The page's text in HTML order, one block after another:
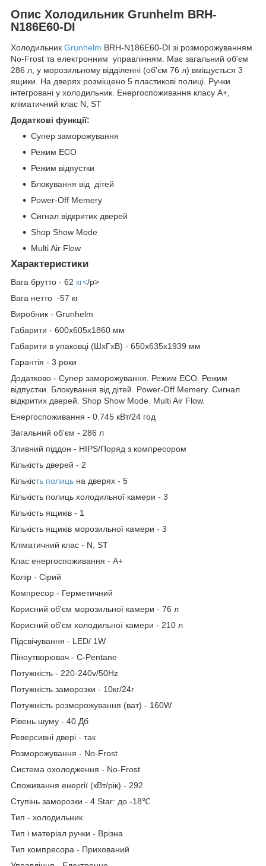
Опис Холодильник Grunhelm BRH-
N186E60-DI
Холодильник Grunhelm BRH-N186E60-DI зі розморожуванням
No-Frost та електронним управлінням. Має загальний об'єм
286 л, у морозильному відділенні (об'єм 76 л) ​​вміщується 3
ящики. На дверях розміщено 5 пластикові полиці. Ручки
інтегровані у холодильник. Енергоспоживання класу A+,
кліматичний клас N, ST
Додаткові функції:
Супер заморожування
Режим ECO
Режим відпустки
Блокування від дітей
Power-Off Memery
Сигнал відкритих дверей
Shop Show Mode
Multi Air Flow
Характеристики
Вага брутто - 62 кг</p>
Вага нетто -57 кг
Виробник - Grunhelm
Габарити - 600x605x1860 мм
Габарити в упаковці (ШхГхВ) - 650x635x1939 мм
Гарантія - 3 роки
Додатково - Супер заморожування. Режим ECO. Режим
відпустки. Блокування від дітей. Power-Off Memery. Сигнал
відкритих дверей. Shop Show Mode. Multi Air Flow.
Енергоспоживання - 0.745 кВт/24 год
Загальний об'єм - 286 л
Зливний піддон - HIPS/Поряд з компресором
Кількість дверей - 2
Кількість полиць на дверях - 5
Кількість полиць холодильної камери - 3
Кількість ящиків - 1
Кількість ящиків морозильної камери - 3
Кліматичний клас - N, ST
Клас енергоспоживання - A+
Колір - Сірий
Компресор - Герметичний
Корисний об'єм морозильної камери - 76 л
Корисний об'єм холодильної камери - 210 л
Підсвічування - LED/ 1W
Піноутворювач - C-Pentane
Потужність - 220-240v/50Hz
Потужність заморозки - 10кг/24г
Потужність розморожування (ват) - 160W
Рівень шуму - 40 Дб
Реверсивні двері - так
Розморожування - No-Frost
Система охолодження - No-Frost
Споживання енергії (кВт/рік) - 292
Ступінь заморозки - 4 Star: до -18℃
Тип - холодильник
Тип і матеріал ручки - Врізна
Тип компресора - Прихований